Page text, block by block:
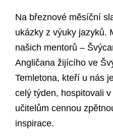
Na březnové měsíční
ukázky z výuky jazyků.
našich mentorů –
Angličana žijícího ve
Temletona, kteří u nás
celý týden, hospitovali
učitelům cennou
inspirace.